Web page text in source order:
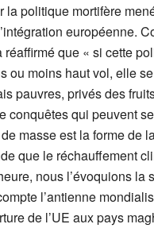
la politique mortifère
européenne.
que « si cette
ou moins haut vol, elle
pauvres, privés des
conquêtes qui peuvent
masse est la forme de
que le réchauffement
nous l’évoquions
l’antienne
de l’UE aux pays